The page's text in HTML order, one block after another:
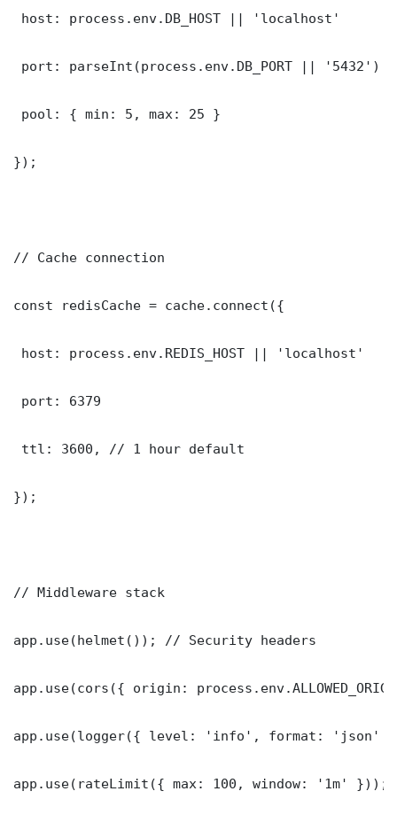
host: process.env.DB_HOST || 'localhost'
port: parseInt(process.env.DB_PORT || '5432')
pool: { min: 5, max: 25 }
});
// Cache connection
const redisCache = cache.connect({
host: process.env.REDIS_HOST || 'localhost'
port: 6379
ttl: 3600, // 1 hour default
});
// Middleware stack
app.use(helmet()); // Security headers
app.use(cors({ origin:
app.use(logger({ level: 'info', format: 'json'
app.use(rateLimit({ max: 100, window: '1m' }));